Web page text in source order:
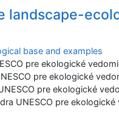
landscape-
base and examples
pre ekologické
pre ekologické
pre ekologické
UNESCO pre